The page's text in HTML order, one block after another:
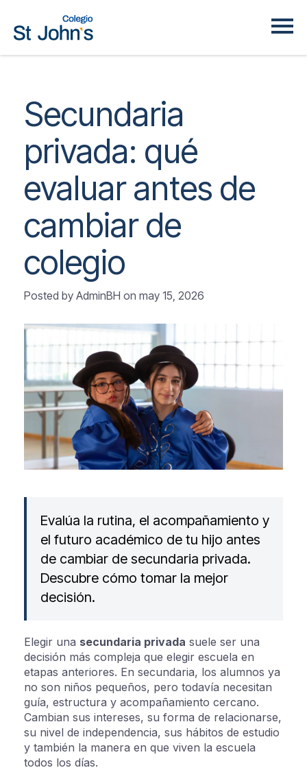
Secundaria
privada: qué
evaluar antes de
cambiar de
colegio
Posted by AdminBH on may 15, 2026
Evalúa la rutina, el acompañamiento y
el futuro académico de tu hijo antes
de cambiar de secundaria privada.
Descubre cómo tomar la mejor
decisión.
Elegir una secundaria privada suele ser una
decisión más compleja que elegir escuela en
etapas anteriores. En secundaria, los alumnos ya
no son niños pequeños, pero todavía necesitan
guía, estructura y acompañamiento cercano.
Cambian sus intereses, su forma de relacionarse,
su nivel de independencia, sus hábitos de estudio
y también la manera en que viven la escuela
todos los días.